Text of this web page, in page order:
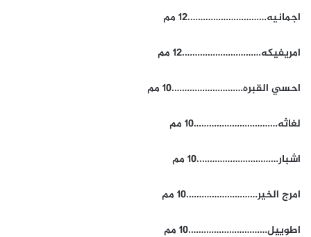
اجمانيه………………………….12 مم
امريفيكه………………………….12 مم
احسي القبره……………………….10 مم
لغاثه……………………………10 مم
اشبار…………………………..10 مم
امرج الخير……………………….10 مم
اطوييل………………………….10 مم